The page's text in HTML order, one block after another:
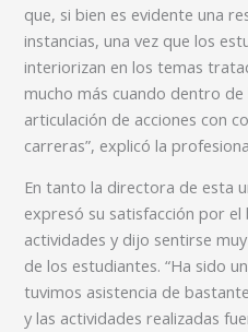
que, si bien es evidente una
instancias, una vez que los
interiorizan en los temas
mucho más cuando dentro
articulación de acciones con
carreras”, explicó la
En tanto la directora de esta
expresó su satisfacción por
actividades y dijo sentirse
de los estudiantes. “Ha sido
tuvimos asistencia de
y las actividades realizadas